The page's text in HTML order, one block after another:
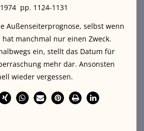
pp. 1124-1131
Außenseiterprognose, selbst wenn
manchmal nur einen Zweck.
ein, stellt das Datum für
mehr dar. Ansonsten
wieder vergessen.